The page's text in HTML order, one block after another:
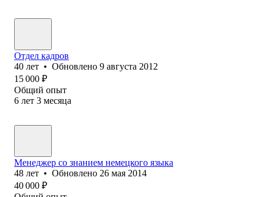
Отдел кадров
40 лет • Обновлено 9 августа 2012
15 000 ₽
Общий опыт
6 лет 3 месяца
Менеджер со знанием немецкого языка
48 лет • Обновлено 26 мая 2014
40 000 ₽